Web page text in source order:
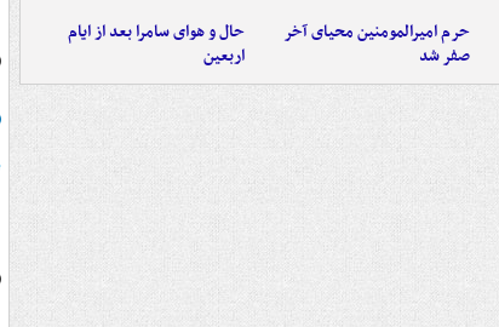
حرم امیرالمومنین محیای آخر
صفر شد
حال و هوای سامرا بعد از ایام
اربعین